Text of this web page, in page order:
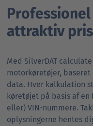
attraktiv pris
Med SilverDAT
motorkøretøjer,
data. Hver kalkulation
køretøjet på basis af
eller) VIN-nummere.
oplysningerne hentes